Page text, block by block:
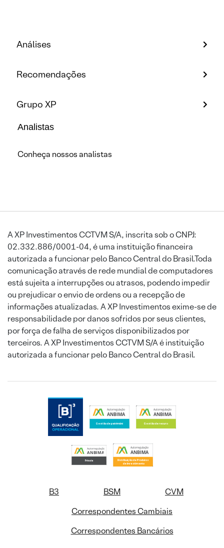
Análises
Recomendações
Grupo XP
Analistas
Conheça nossos analistas
A XP Investimentos CCTVM S/A, inscrita sob o CNPJ:
02.332.886/0001-04, é uma instituição financeira
autorizada a funcionar pelo Banco Central do Brasil.Toda
comunicação através de rede mundial de computadores
está sujeita a interrupções ou atrasos, podendo impedir
ou prejudicar o envio de ordens ou a recepção de
informações atualizadas. A XP Investimentos exime-se de
responsabilidade por danos sofridos por seus clientes,
por força de falha de serviços disponibilizados por
terceiros. A XP Investimentos CCTVM S/A é instituição
autorizada a funcionar pelo Banco Central do Brasil.
B3 BSM
CVM
Correspondentes Cambiais
Correspondentes Bancários